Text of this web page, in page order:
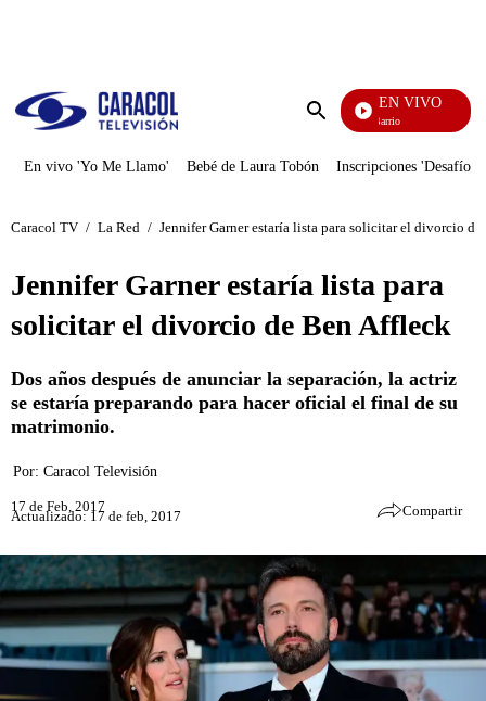
Enviar
EN VIVO
María La Del Barrio
En vivo 'Yo Me Llamo' Bebé de Laura Tobón Inscripciones 'Desafío'
Caracol TV / La Red / Jennifer Garner estaría lista para solicitar el divorcio
Jennifer Garner estaría lista para
solicitar el divorcio de Ben Affleck
Dos años después de anunciar la separación, la actriz
se estaría preparando para hacer oficial el final de su
matrimonio.
Por: Caracol Televisión
17 de Feb, 2017
Actualizado: 17 de feb, 2017 Compartir